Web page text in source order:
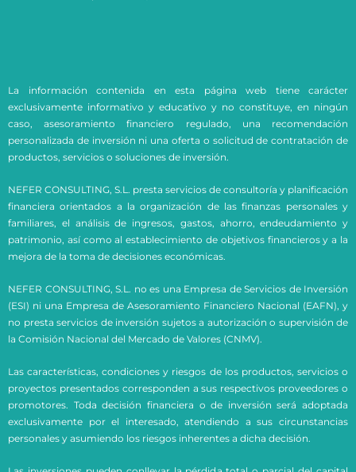
La información contenida en esta página web tiene carácter
exclusivamente informativo y educativo y no constituye, en ningún
caso, asesoramiento financiero regulado, una recomendación
personalizada de inversión ni una oferta o solicitud de contratación de
productos, servicios o soluciones de inversión.
NEFER CONSULTING, S.L. presta servicios de consultoría y planificación
financiera orientados a la organización de las finanzas personales y
familiares, el análisis de ingresos, gastos, ahorro, endeudamiento y
patrimonio, así como al establecimiento de objetivos financieros y a la
mejora de la toma de decisiones económicas.
NEFER CONSULTING, S.L. no es una Empresa de Servicios de Inversión
(ESI) ni una Empresa de Asesoramiento Financiero Nacional (EAFN), y
no presta servicios de inversión sujetos a autorización o supervisión de
la Comisión Nacional del Mercado de Valores (CNMV).
Las características, condiciones y riesgos de los productos, servicios o
proyectos presentados corresponden a sus respectivos proveedores o
promotores. Toda decisión financiera o de inversión será adoptada
exclusivamente por el interesado, atendiendo a sus circunstancias
personales y asumiendo los riesgos inherentes a dicha decisión.